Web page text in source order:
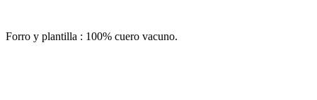
Forro y plantilla : 100% cuero vacuno.